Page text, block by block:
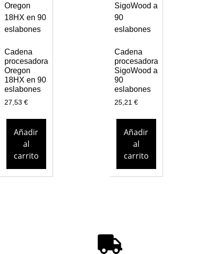
Cadena
procesadora
Oregon
18HX en 90
eslabones
27,53 €
Añadir
al
carrito
Cadena
procesadora
SigoWood a
90
eslabones
25,21 €
Añadir
al
carrito